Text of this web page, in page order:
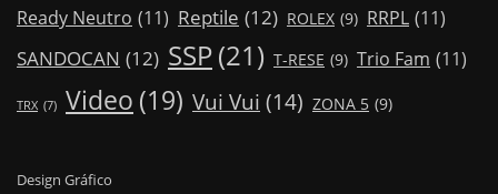
Ready Neutro (11) Reptile (12) ROLEX (9) RRPL (11)
SANDOCAN (12) SSP(21) T-RESE (9) Trio Fam (11)
TRX (7) Video (19) Vui Vui (14) ZONA 5 (9)
Design Gráfico